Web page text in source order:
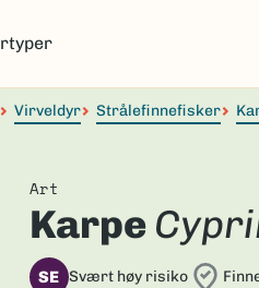
Virveldyr Strålefinnefisker
Art
Karpe
SE Svært høy risiko